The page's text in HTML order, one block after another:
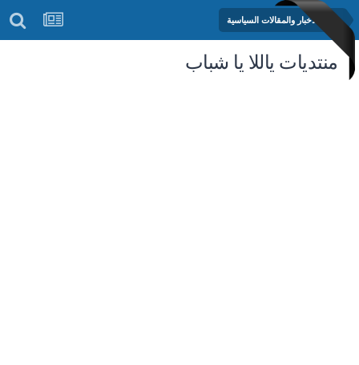
منتدى الأخبار والمقالات السياسية
منتديات ياللا يا شباب